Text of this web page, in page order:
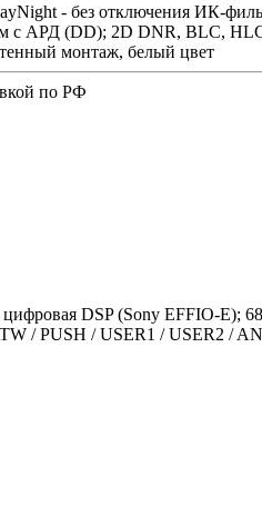
- без отключения ИК-
с АРД (DD); 2D DNR, BLC,
монтаж, белый цвет
по РФ
DSP (Sony EFFIO-E);
/ PUSH / USER1 / USER2 /